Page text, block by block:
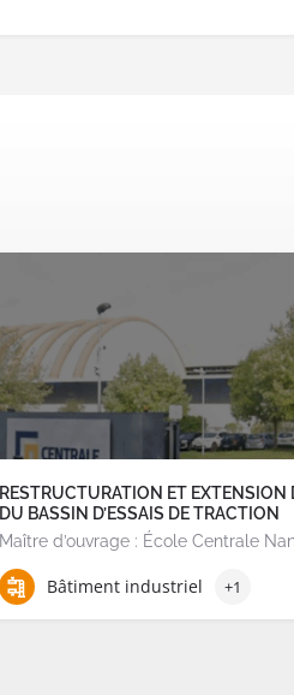
RESTRUCTURATION ET EXTENSION
DU BASSIN D’ESSAIS DE TRACTION
Bâtiment industriel +1